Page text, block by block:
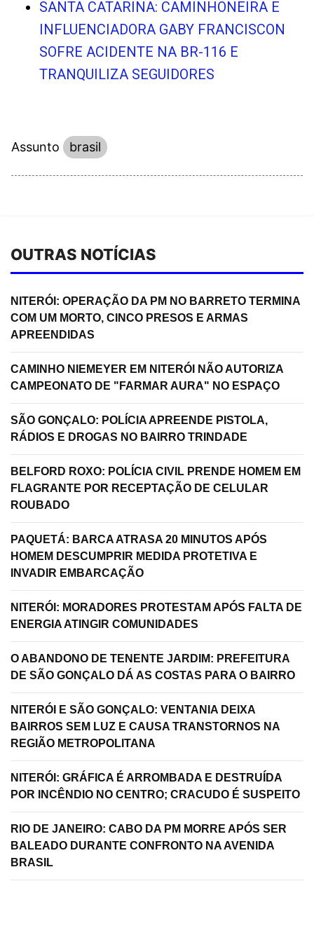
SANTA CATARINA: CAMINHONEIRA E
INFLUENCIADORA GABY FRANCISCON
SOFRE ACIDENTE NA BR-116 E
TRANQUILIZA SEGUIDORES
Assunto brasil
OUTRAS NOTÍCIAS
NITERÓI: OPERAÇÃO DA PM NO BARRETO TERMINA
COM UM MORTO, CINCO PRESOS E ARMAS
APREENDIDAS
CAMINHO NIEMEYER EM NITERÓI NÃO AUTORIZA
CAMPEONATO DE "FARMAR AURA" NO ESPAÇO
SÃO GONÇALO: POLÍCIA APREENDE PISTOLA,
RÁDIOS E DROGAS NO BAIRRO TRINDADE
BELFORD ROXO: POLÍCIA CIVIL PRENDE HOMEM EM
FLAGRANTE POR RECEPTAÇÃO DE CELULAR
ROUBADO
PAQUETÁ: BARCA ATRASA 20 MINUTOS APÓS
HOMEM DESCUMPRIR MEDIDA PROTETIVA E
INVADIR EMBARCAÇÃO
NITERÓI: MORADORES PROTESTAM APÓS FALTA DE
ENERGIA ATINGIR COMUNIDADES
O ABANDONO DE TENENTE JARDIM: PREFEITURA
DE SÃO GONÇALO DÁ AS COSTAS PARA O BAIRRO
NITERÓI E SÃO GONÇALO: VENTANIA DEIXA
BAIRROS SEM LUZ E CAUSA TRANSTORNOS NA
REGIÃO METROPOLITANA
NITERÓI: GRÁFICA É ARROMBADA E DESTRUÍDA
POR INCÊNDIO NO CENTRO; CRACUDO É SUSPEITO
RIO DE JANEIRO: CABO DA PM MORRE APÓS SER
BALEADO DURANTE CONFRONTO NA AVENIDA
BRASIL